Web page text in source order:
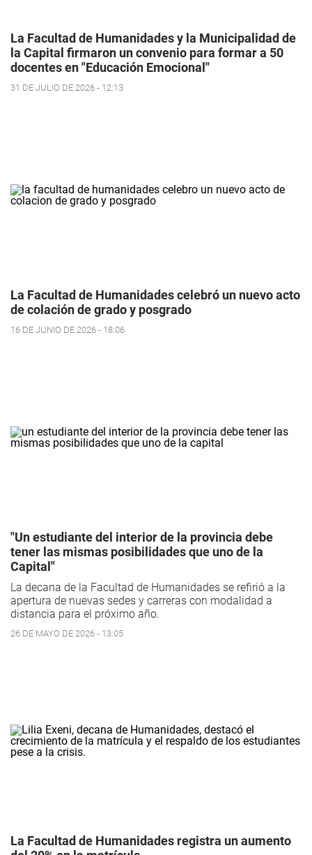
La Facultad de Humanidades y la Municipalidad de
la Capital firmaron un convenio para formar a 50
docentes en "Educación Emocional"
31 DE JULIO DE 2026 - 12:13
La Facultad de Humanidades celebró un nuevo acto
de colación de grado y posgrado
16 DE JUNIO DE 2026 - 18:06
"Un estudiante del interior de la provincia debe
tener las mismas posibilidades que uno de la
Capital"
La decana de la Facultad de Humanidades se refirió a la
apertura de nuevas sedes y carreras con modalidad a
distancia para el próximo año.
26 DE MAYO DE 2026 - 13:05
La Facultad de Humanidades registra un aumento